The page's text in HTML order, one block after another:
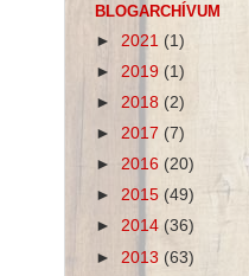
BLOGARCHÍVUM
► 2021 (1)
► 2019 (1)
► 2018 (2)
► 2017 (7)
► 2016 (20)
► 2015 (49)
► 2014 (36)
► 2013 (63)